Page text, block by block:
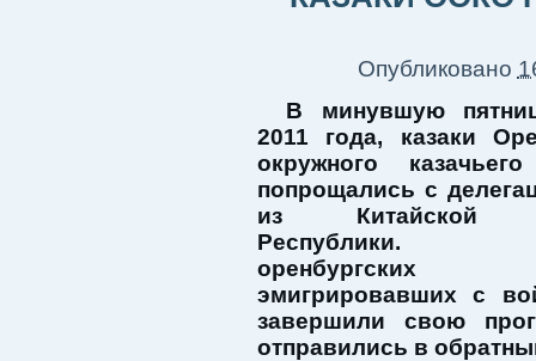
Опубликовано
В минувшую
2011 года, казаки
окружного
попрощались с
из Китайской
Республики.
оренбургских
эмигрировавших с
завершили свою
отправились в